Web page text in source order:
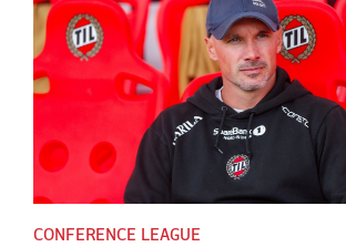
CONFERENCE LEAGUE